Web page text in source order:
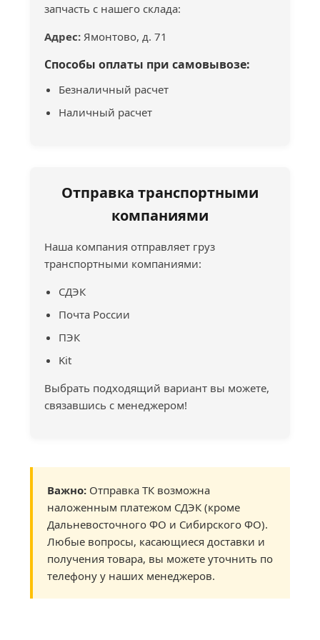
запчасть с нашего склада:
Адрес: Ямонтово, д. 71
Способы оплаты при самовывозе:
Безналичный расчет
Наличный расчет
Отправка транспортными
компаниями
Наша компания отправляет груз
транспортными компаниями:
СДЭК
Почта России
ПЭК
Kit
Выбрать подходящий вариант вы можете,
связавшись с менеджером!
Важно: Отправка ТК возможна
наложенным платежом СДЭК (кроме
Дальневосточного ФО и Сибирского ФО).
Любые вопросы, касающиеся доставки и
получения товара, вы можете уточнить по
телефону у наших менеджеров.